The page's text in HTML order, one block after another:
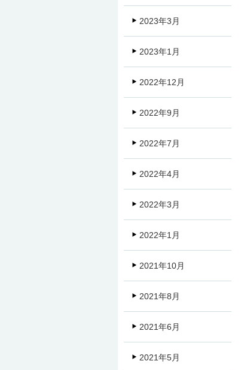
2023年3月
2023年1月
2022年12月
2022年9月
2022年7月
2022年4月
2022年3月
2022年1月
2021年10月
2021年8月
2021年6月
2021年5月